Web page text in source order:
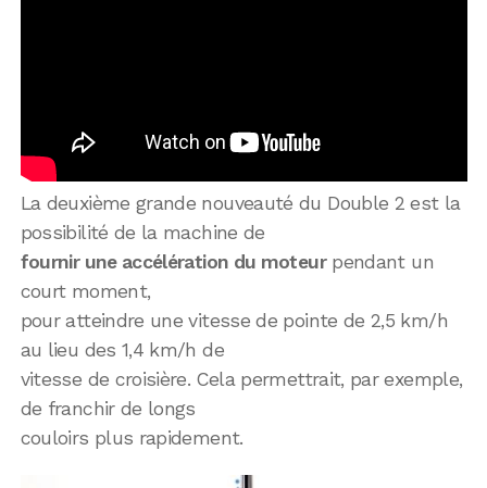
La deuxième grande nouveauté du Double 2 est la
possibilité de la machine de
fournir une accélération du moteurpendant un
court moment,
pour atteindre une vitesse de pointe de 2,5 km/h
au lieu des 1,4 km/h de
vitesse de croisière. Cela permettrait, par exemple,
de franchir de longs
couloirs plus rapidement.